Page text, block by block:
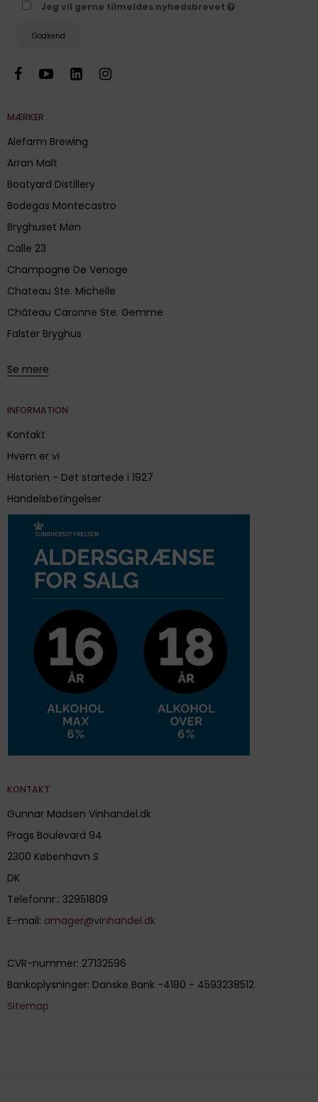
Jeg vil gerne tilmeldes nyhedsbrevet
Godkend
MÆRKER
Alefarm Brewing
Arran Malt
Boatyard Distillery
Bodegas Montecastro
Bryghuset Møn
Calle 23
Champagne De Venoge
Chateau Ste. Michelle
Château Caronne Ste. Gemme
Falster Bryghus
Se mere
INFORMATION
Kontakt
Hvem er vi
Historien - Det startede i 1927
Handelsbetingelser
KONTAKT
Gunnar Madsen Vinhandel.dk
Prags Boulevard 94
2300 København S
DK
Telefonnr.: 32951809
E-mail: amager@vinhandel.dk
CVR-nummer: 27132596
Bankoplysninger: Danske Bank -4180 - 4593238512
Sitemap